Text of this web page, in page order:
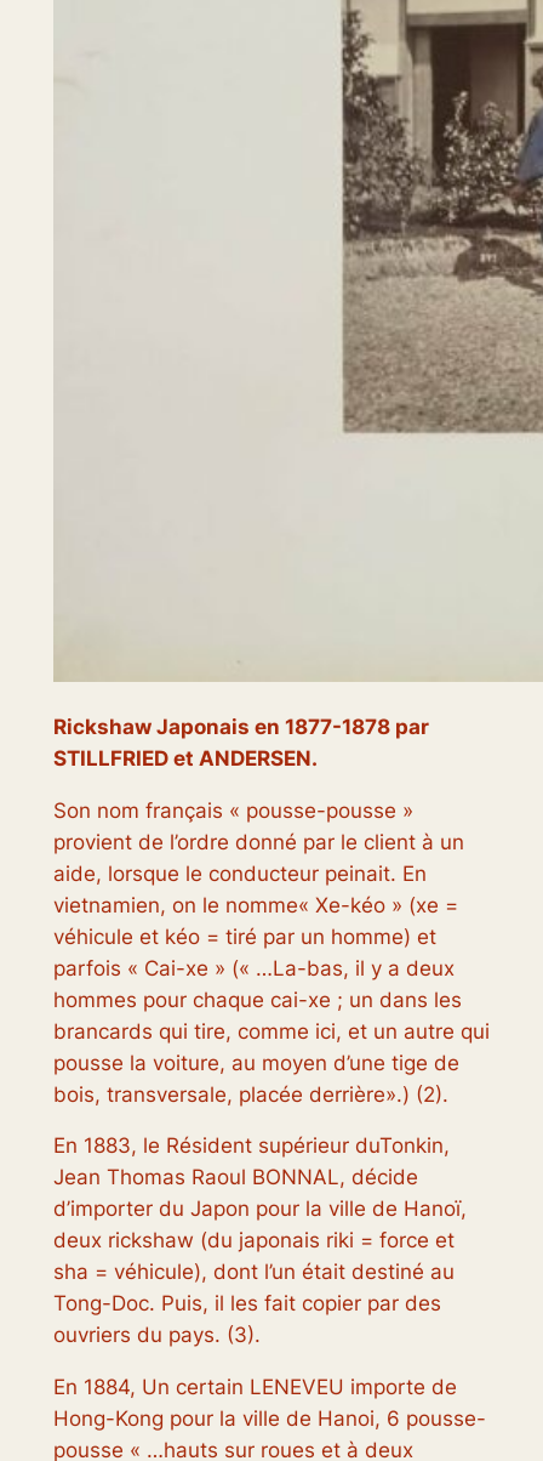
Rickshaw Japonais en 1877-1878 par
STILLFRIED et ANDERSEN.
Son nom français « pousse-pousse »
provient de l’ordre donné par le client à un
aide, lorsque le conducteur peinait. En
vietnamien, on le nomme« Xe-kéo » (xe =
véhicule et kéo = tiré par un homme) et
parfois « Cai-xe » (« …La-bas, il y a deux
hommes pour chaque cai-xe ; un dans les
brancards qui tire, comme ici, et un autre qui
pousse la voiture, au moyen d’une tige de
bois, transversale, placée derrière».) (2).
En 1883, le Résident supérieur duTonkin,
Jean Thomas Raoul BONNAL, décide
d’importer du Japon pour la ville de Hanoï,
deux rickshaw (du japonais riki = force et
sha = véhicule), dont l’un était destiné au
Tong-Doc. Puis, il les fait copier par des
ouvriers du pays. (3).
En 1884, Un certain LENEVEU importe de
Hong-Kong pour la ville de Hanoi, 6 pousse-
pousse « …hauts sur roues et à deux